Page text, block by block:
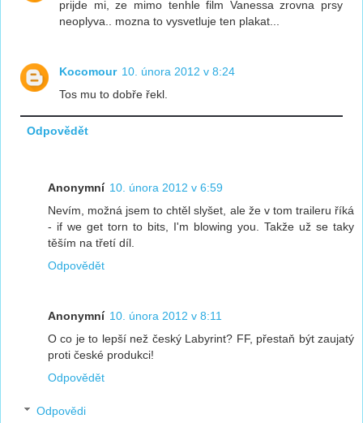
prijde mi, ze mimo tenhle film Vanessa zrovna prsy
neoplyva.. mozna to vysvetluje ten plakat...
Kocomour 10. února 2012 v 8:24
Tos mu to dobře řekl.
Odpovědět
Anonymní 10. února 2012 v 6:59
Nevím, možná jsem to chtěl slyšet, ale že v tom traileru říká
- if we get torn to bits, I'm blowing you. Takže už se taky
těším na třetí díl.
Odpovědět
Anonymní 10. února 2012 v 8:11
O co je to lepší než český Labyrint? FF, přestaň být zaujatý
proti české produkci!
Odpovědět
Odpovědi